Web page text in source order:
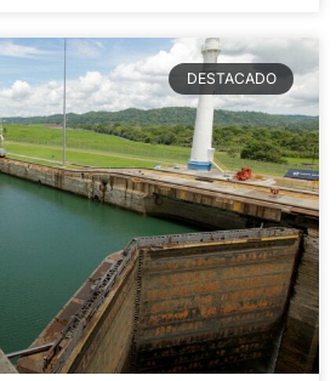
DESTACADO